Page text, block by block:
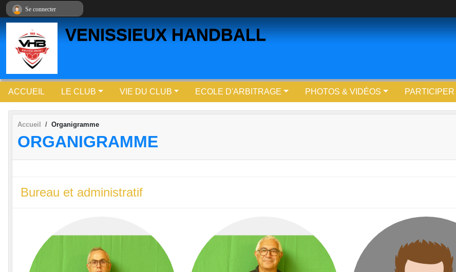
VENISSIEUX HANDBALL
ACCUEIL LE CLUB VIE DU CLUB ECOLE D'ARBITRAGE PHOTOS & VIDÉOS PARTICIPER
Accueil Organigramme
ORGANIGRAMME
Bureau et administratif
Se connecter
Panneau de gestion des cookies